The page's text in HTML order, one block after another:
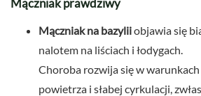
Mączniak na bazyliiobjawia się
nalotem na liściach i łodygach.
Choroba rozwija się w
powietrza i słabej cyrkulacji,